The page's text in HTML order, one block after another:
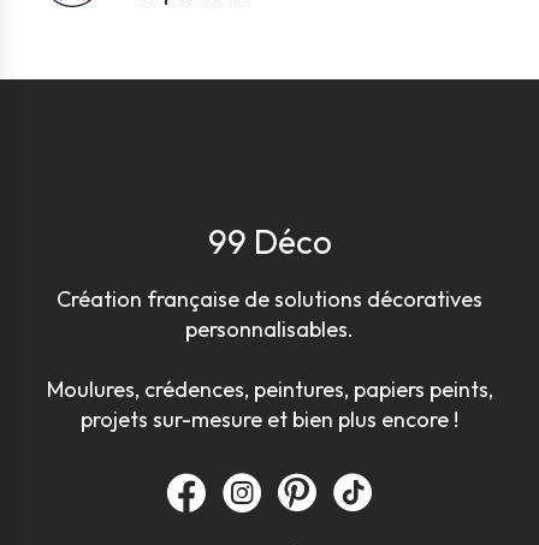
99 Déco
Création française de solutions décoratives
personnalisables.
Moulures, crédences, peintures, papiers peints,
projets sur-mesure et bien plus encore !